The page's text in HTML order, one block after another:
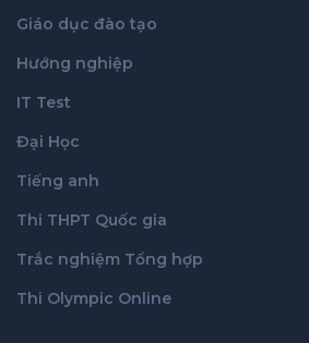
Giáo dục đào tạo
Hướng nghiệp
IT Test
Đại Học
Tiếng anh
Thi THPT Quốc gia
Trắc nghiệm Tổng hợp
Thi Olympic Online